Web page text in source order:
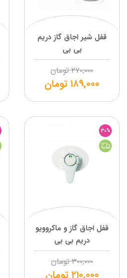
قفل شیر اجاق گاز دریم
بی بی
۲۷۰,۰۰۰ تومان
۱۸۹,۰۰۰تومان
30%
قفل اجاق گاز و ماکروویو
دریم بی بی
۳۰۰,۰۰۰ تومان
۲۱۰,۰۰۰ تومان